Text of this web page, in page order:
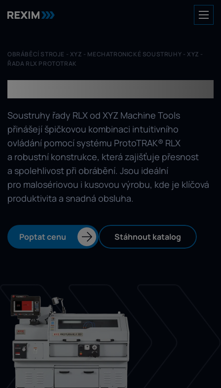
OBRÁBĚCÍ STROJE - XYZ - MECHATRONICKÉ SOUSTRUHY - XYZ -
ŘADA RLX PROTOTRAK
Soustruhy řady RLX od XYZ Machine Tools
přinášejí špičkovou kombinaci intuitivního
ovládání pomocí systému ProtoTRAK® RLX
a robustní konstrukce, která zajišťuje přesnost
a spolehlivost při obrábění. Jsou ideální
pro malosériovou i kusovou výrobu, kde je klíčová
produktivita a snadná obsluha.
Poptat cenu Stáhnout katalog